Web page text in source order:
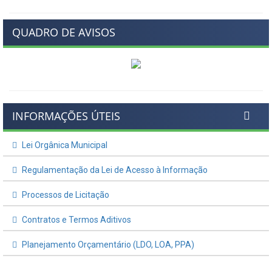
QUADRO DE AVISOS
INFORMAÇÕES ÚTEIS
Lei Orgânica Municipal
Regulamentação da Lei de Acesso à Informação
Processos de Licitação
Contratos e Termos Aditivos
Planejamento Orçamentário (LDO, LOA, PPA)